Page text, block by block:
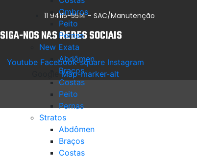
Ombros
Peito
Pernas
New Exata
Abdômen
Braços
Costas
Peito
Pernas
Stratos
Abdômen
Braços
Costas
11 94115-5514 - SAC/Manutenção
SIGA-NOS NAS REDES SOCIAIS
Youtube Facebook-square Instagram
Map-marker-alt